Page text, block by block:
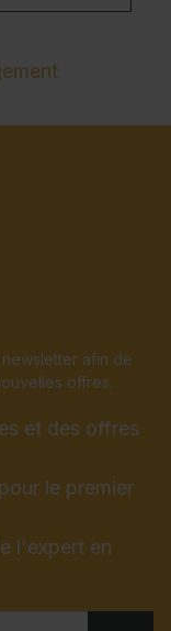
afin de
offres.
et des offres
le premier
l'expert en